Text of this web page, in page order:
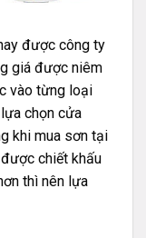
được công ty
giá được niêm
vào từng loại
chọn cửa
khi mua sơn tại
chiết khấu
thì nên lựa